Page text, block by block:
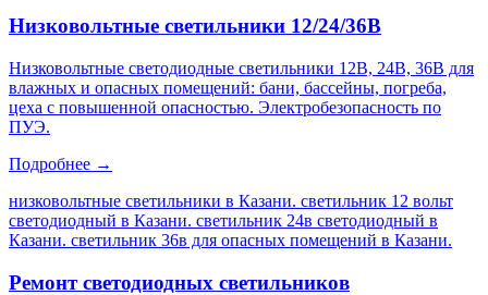
Низковольтные светильники 12/24/36В
Низковольтные светодиодные светильники 12В, 24В, 36В для
влажных и опасных помещений: бани, бассейны, погреба,
цеха с повышенной опасностью. Электробезопасность по
ПУЭ.
Подробнее →
низковольтные светильники в Казани. светильник 12 вольт
светодиодный в Казани. светильник 24в светодиодный в
Казани. светильник 36в для опасных помещений в Казани.
Ремонт светодиодных светильников